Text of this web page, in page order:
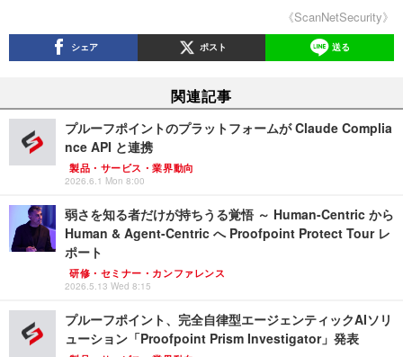
《ScanNetSecurity》
シェア ポスト 送る
関連記事
プルーフポイントのプラットフォームが Claude Complia
nce API と連携
製品・サービス・業界動向
2026.6.1 Mon 8:00
弱さを知る者だけが持ちうる覚悟 ～ Human-Centric から
Human & Agent-Centric へ Proofpoint Protect Tour レ
ポート
研修・セミナー・カンファレンス
2026.5.13 Wed 8:15
プルーフポイント、完全自律型エージェンティックAIソリ
ューション「Proofpoint Prism Investigator」発表